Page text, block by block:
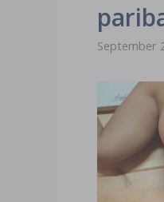
September